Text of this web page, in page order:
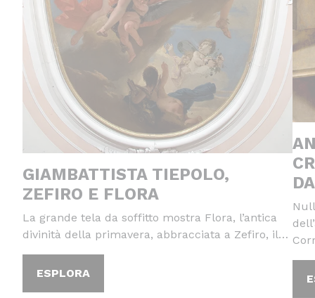
GIAMBATTISTA TIEPOLO,
ZEFIRO E FLORA
La grande tela da soffitto mostra Flora, l’antica
divinità della primavera, abbracciata a Zefiro, il…
ESPLORA